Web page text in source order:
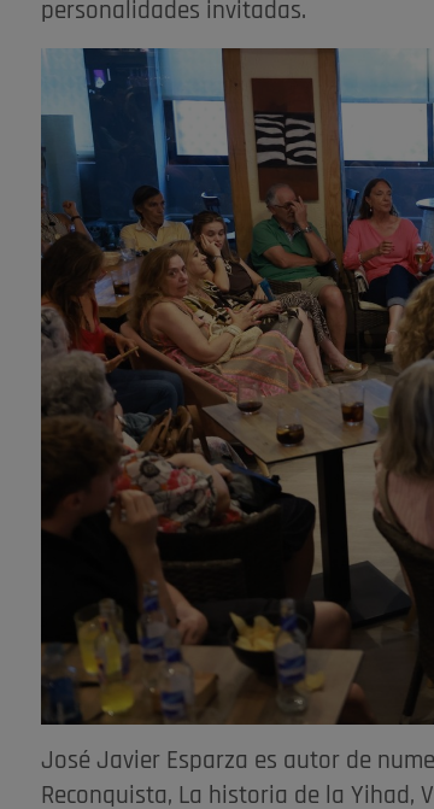
personalidades invitadas.
José Javier Esparza es autor de
Reconquista, La historia de la Yihad,